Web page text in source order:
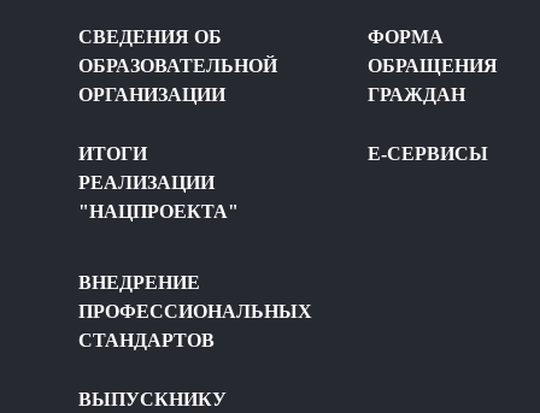
СВЕДЕНИЯ ОБ
ОБРАЗОВАТЕЛЬНОЙ
ОРГАНИЗАЦИИ
ИТОГИ
РЕАЛИЗАЦИИ
"НАЦПРОЕКТА"
ФОРМА
ОБРАЩЕНИЯ
ГРАЖДАН
Е-СЕРВИСЫ
ВНЕДРЕНИЕ
ПРОФЕССИОНАЛЬНЫХ
СТАНДАРТОВ
ВЫПУСКНИКУ